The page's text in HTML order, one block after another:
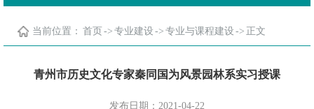
当前位置： 首页 -> 专业建设 -> 专业与课程建设 -> 正文
青州市历史文化专家秦同国为风景园林系实习授课
发布日期：2021-04-22